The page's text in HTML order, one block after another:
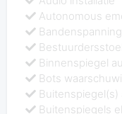
Autonomous
Binnenspiegel
Bots
Buitenspiegels